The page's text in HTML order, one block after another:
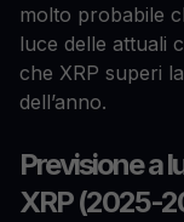
molto probabile
luce delle attuali
che XRP superi
dell’anno.
Previsione a
XRP (2025-